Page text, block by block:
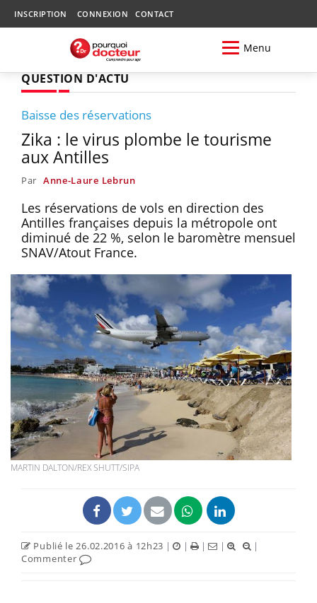
INSCRIPTION CONNEXION CONTACT
Menu
QUESTION D'ACTU
Baisse des réservations
Zika : le virus plombe le tourisme
aux Antilles
Par Anne-Laure Lebrun
Les réservations de vols en direction des
Antilles françaises depuis la métropole ont
diminué de 22 %, selon le baromètre mensuel
SNAV/Atout France.
MARTIN DALTON/REX SHUTT/SIPA
Publié le 26.02.2016 à 12h23 | | | |
|
Commenter